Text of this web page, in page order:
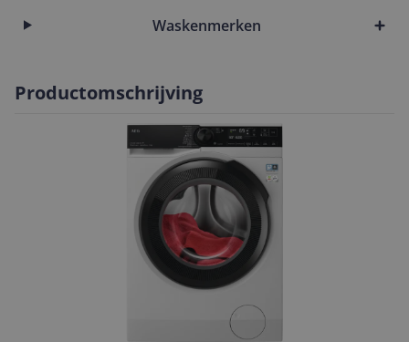
Waskenmerken
Productomschrijving